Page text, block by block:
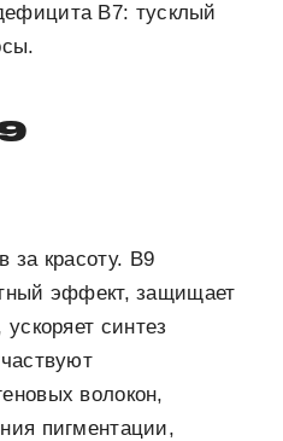
B7: тусклый
за красоту. В9
эффект, защищает
синтез
волокон,
пигментации,